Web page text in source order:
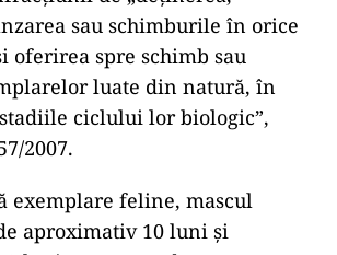
sau schimburile în orice
oferirea spre schimb sau
luate din natură, în
ciclului lor biologic”,
2007.
exemplare feline, mascul
aproximativ 10 luni și